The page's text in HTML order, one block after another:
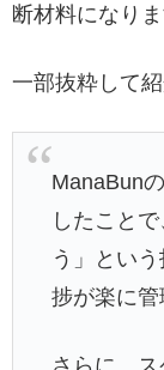
断材料になりま
一部抜粋して
ManaBun
したこと
う」とい
捗が楽に管